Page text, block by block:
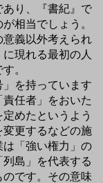
あり、『書紀』で
相当でしょう。
義以外考えられ
現れる最初の人
。
を持っています
任者」をおいた
めたというよう
更するなどの施
「強い権力」の
島」を代表する
です。その意味